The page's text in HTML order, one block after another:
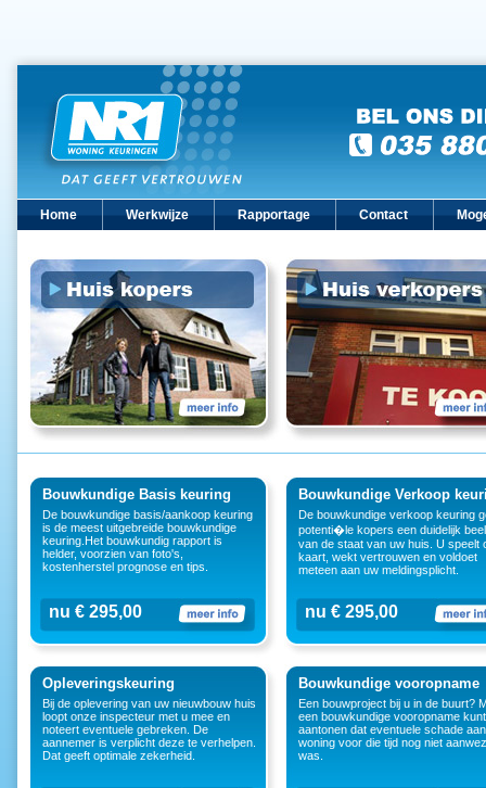
Home Werkwijze Rapportage Contact
Bouwkundige Basis keuring
De bouwkundige basis/aankoop keuring
is de meest uitgebreide bouwkundige
keuring.Het bouwkundig rapport is
helder, voorzien van foto's,
kostenherstel prognose en tips.
nu € 295,00
Bouwkundige Verkoop
De bouwkundige verkoop keuring
potenti�le kopers een duidelijk
van de staat van uw huis. U speelt
kaart, wekt vertrouwen en voldoet
meteen aan uw meldingsplicht.
nu € 295,00
Opleveringskeuring
Bij de oplevering van uw nieuwbouw huis
loopt onze inspecteur met u mee en
noteert eventuele gebreken. De
aannemer is verplicht deze te verhelpen.
Dat geeft optimale zekerheid.
Bouwkundige vooropname
Een bouwproject bij u in de buurt?
een bouwkundige vooropname
aantonen dat eventuele schade
woning voor die tijd nog niet
was.